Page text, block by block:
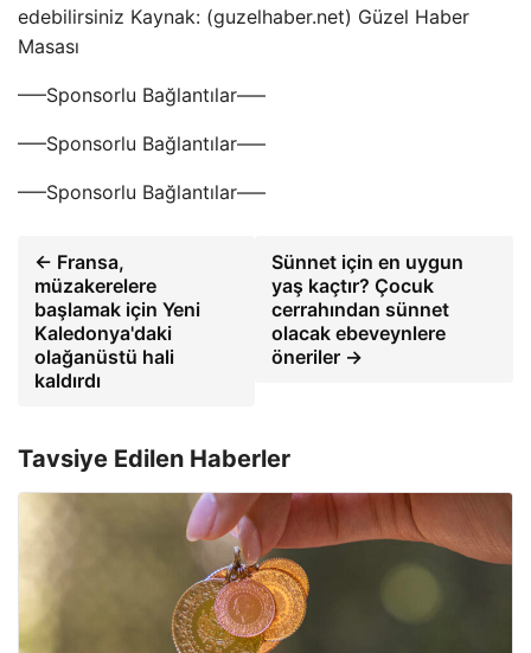
edebilirsiniz Kaynak: (guzelhaber.net) Güzel Haber
Masası
—–Sponsorlu Bağlantılar—–
—–Sponsorlu Bağlantılar—–
—–Sponsorlu Bağlantılar—–
← Fransa,
müzakerelere
başlamak için Yeni
Kaledonya'daki
olağanüstü hali
kaldırdı
Sünnet için en uygun
yaş kaçtır? Çocuk
cerrahından sünnet
olacak ebeveynlere
öneriler →
Tavsiye Edilen Haberler